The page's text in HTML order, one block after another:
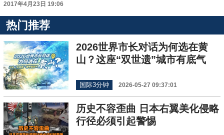
2017年4月23日 19:06
热门推荐
2026世界市长对话为何选在黄
山？这座“双世遗”城市有底气
国际3分钟 2026-05-27 09:37:01
历史不容歪曲 日本右翼美化侵略
行径必须引起警惕